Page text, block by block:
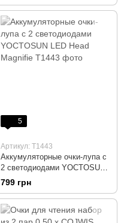
5
Артикул: T1443
Аккумуляторные очки-лупа с
2 светодиодами YOCTOSUN
LED Head Magnifie
799 грн